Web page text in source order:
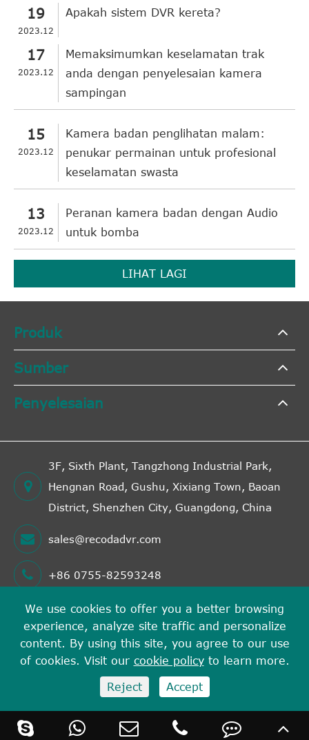
19
2023.12
Apakah sistem DVR kereta?
17
2023.12
Memaksimumkan keselamatan trak
anda dengan penyelesaian kamera
sampingan
15
2023.12
Kamera badan penglihatan malam:
penukar permainan untuk profesional
keselamatan swasta
13
2023.12
Peranan kamera badan dengan Audio
untuk bomba
LIHAT LAGI
Produk
Sumber
Penyelesaian
3F, Sixth Plant, Tangzhong Industrial Park,
Hengnan Road, Gushu, Xixiang Town, Baoan
District, Shenzhen City, Guangdong, China
sales@recodadvr.com
+86 0755-82593248
Hak cipta©Shenzhen RECODA Technologies Limited
Semua hak cipta terpelihara.
We use cookies to offer you a better browsing
experience, analyze site traffic and personalize
content. By using this site, you agree to our use
of cookies. Visit our cookie policyto learn more.
Reject Accept